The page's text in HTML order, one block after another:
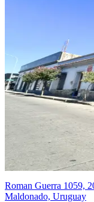
Roman Guerra 1059,
Maldonado, Uruguay